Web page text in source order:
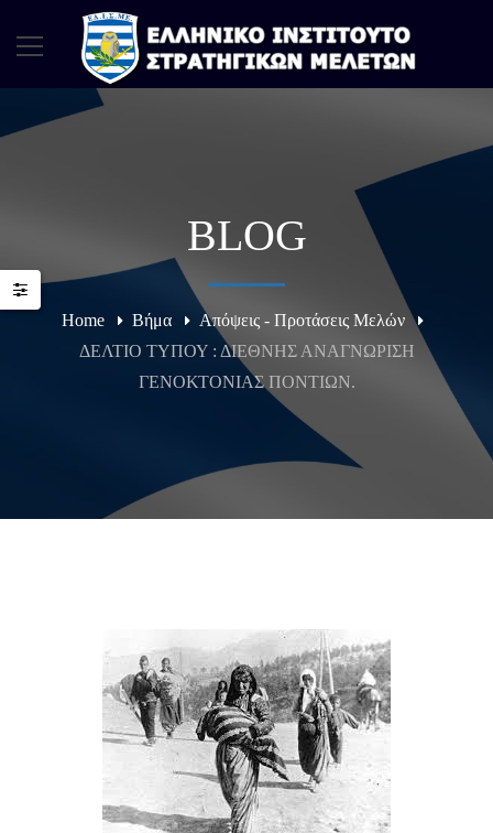
BLOG
Home Βήμα
Απόψεις - Προτάσεις Μελών
ΔΕΛΤΙΟ ΤΥΠΟΥ : ΔΙΕΘΝΗΣ ΑΝΑΓΝΩΡΙΣΗ
ΓΕΝΟΚΤΟΝΙΑΣ ΠΟΝΤΙΩΝ.